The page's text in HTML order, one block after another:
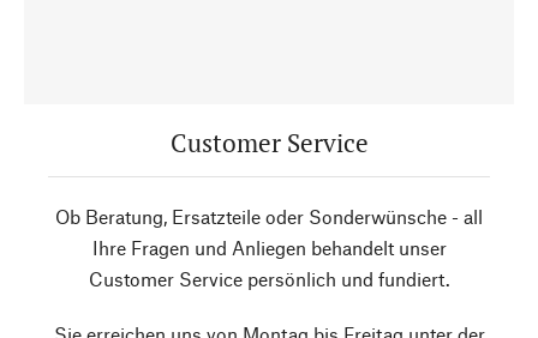
Customer Service
Ob Beratung, Ersatzteile oder Sonderwünsche - all
Ihre Fragen und Anliegen behandelt unser
Customer Service persönlich und fundiert.